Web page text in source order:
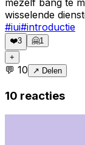
mezelf bang te
wisselende
#iui#introductie
❤️3 🤗1
+
💬 10 ↗ Delen
10 reacties